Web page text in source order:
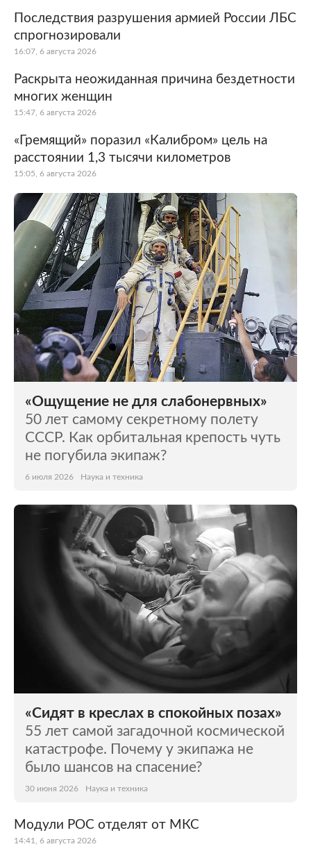
Последствия разрушения армией России ЛБС
спрогнозировали
16:07, 6 августа 2026
Раскрыта неожиданная причина бездетности
многих женщин
15:47, 6 августа 2026
«Гремящий» поразил «Калибром» цель на
расстоянии 1,3 тысячи километров
15:05, 6 августа 2026
«Ощущение не для слабонервных»
50 лет самому секретному полету
СССР. Как орбитальная крепость чуть
не погубила экипаж?
6 июля 2026 Наука и техника
«Сидят в креслах в спокойных позах»
55 лет самой загадочной космической
катастрофе. Почему у экипажа не
было шансов на спасение?
30 июня 2026 Наука и техника
Модули РОС отделят от МКС
14:41, 6 августа 2026